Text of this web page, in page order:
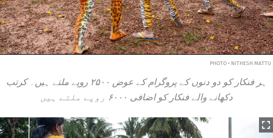
PHOTO • NITHESH MATTU
ہر فنکار کو دو دنوں کے پروگرام کے عوض ۲۵۰۰ روپے ملتے ہیں۔ کرتب
دکھانے والے فنکار کو اضافی ۶۰۰۰ روپے ملتے ہیں